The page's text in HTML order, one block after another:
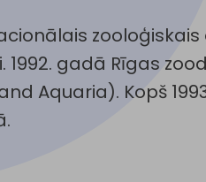
1992. gadā Rīgas
Aquaria). Kopš